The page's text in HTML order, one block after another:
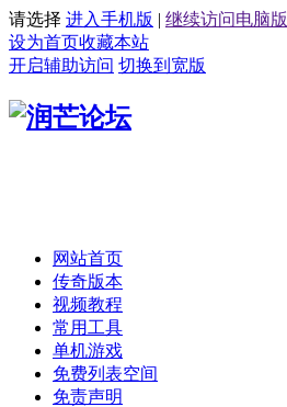
请选择 进入手机版 | 继续访问电脑版
设为首页收藏本站
开启辅助访问 切换到宽版
网站首页
传奇版本
视频教程
常用工具
单机游戏
免费列表空间
免责声明